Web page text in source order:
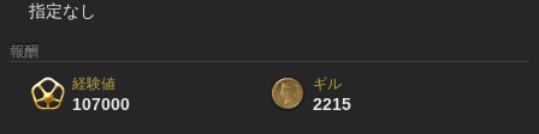
指定なし
報酬
経験値
107000
ギル
2215